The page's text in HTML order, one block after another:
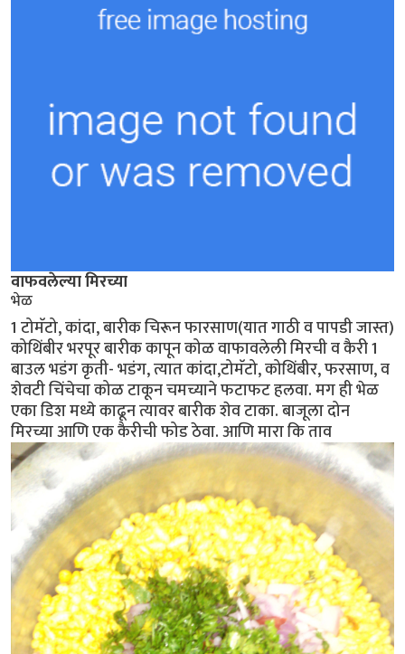
वाफवलेल्या मिरच्या
भेळ
1 टोमॅटो, कांदा, बारीक चिरून फारसाण(यात गाठी व पापडी जास्त)
कोथिंबीर भरपूर बारीक कापून कोळ वाफावलेली मिरची व कैरी 1
बाउल भडंग कृती- भडंग, त्यात कांदा,टोमॅटो, कोथिंबीर, फरसाण, व
शेवटी चिंचेचा कोळ टाकून चमच्याने फटाफट हलवा. मग ही भेळ
एका डिश मध्ये काढून त्यावर बारीक शेव टाका. बाजूला दोन
मिरच्या आणि एक कैरीची फोड ठेवा. आणि मारा कि ताव